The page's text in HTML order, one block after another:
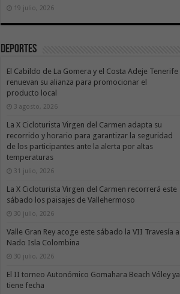
19 julio, 2026
Deportes
El Cabildo de La Gomera y el Costa Adeje Tenerife
renuevan su alianza para promocionar el
producto local
3 agosto, 2026
La X Cicloturista Virgen del Carmen adapta su
recorrido y horario para garantizar la seguridad
de los participantes ante la alerta por altas
temperaturas
31 julio, 2026
La X Cicloturista Virgen del Carmen recorrerá este
sábado los paisajes de Vallehermoso
30 julio, 2026
Valle Gran Rey acoge este sábado la VII Travesía a
Nado Isla Colombina
30 julio, 2026
El II torneo Autonómico Gomahara Beach Vóley ya
tiene fecha